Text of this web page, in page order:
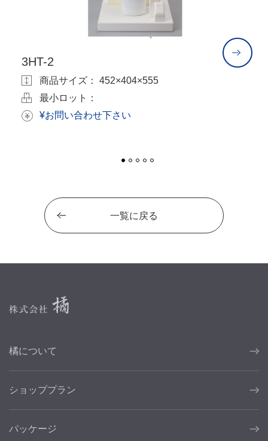
3HT-2
商品サイズ： 452×404×555
最小ロット：
¥お問い合わせ下さい
一覧に戻る
橘について
ショッププラン
パッケージ